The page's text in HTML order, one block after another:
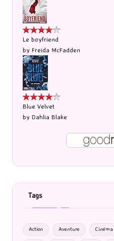
Le boyfriend
by Freida McFadden
Blue Velvet
by Dahlia Blake
Tags
Action Aventure Cinéma